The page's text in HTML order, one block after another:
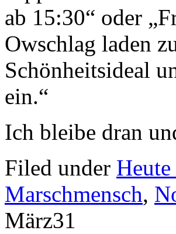
ab 15:30“ oder
Owschlag laden
Schönheitsideal
ein.“
Ich bleibe dran
Filed under
Marschmensch,
März31